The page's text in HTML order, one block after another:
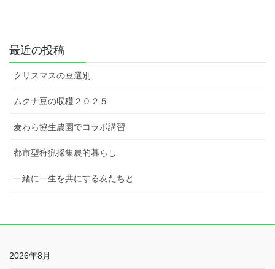
最近の投稿
クリスマスの豆選別
ムクナ豆の収穫２０２５
麦わら協生農園でコラボ講習
都市型狩猟採集農的暮らし
一緒に一生を共にする友たちと
2026年8月